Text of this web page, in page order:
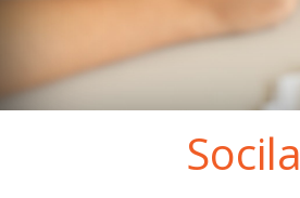
Socila